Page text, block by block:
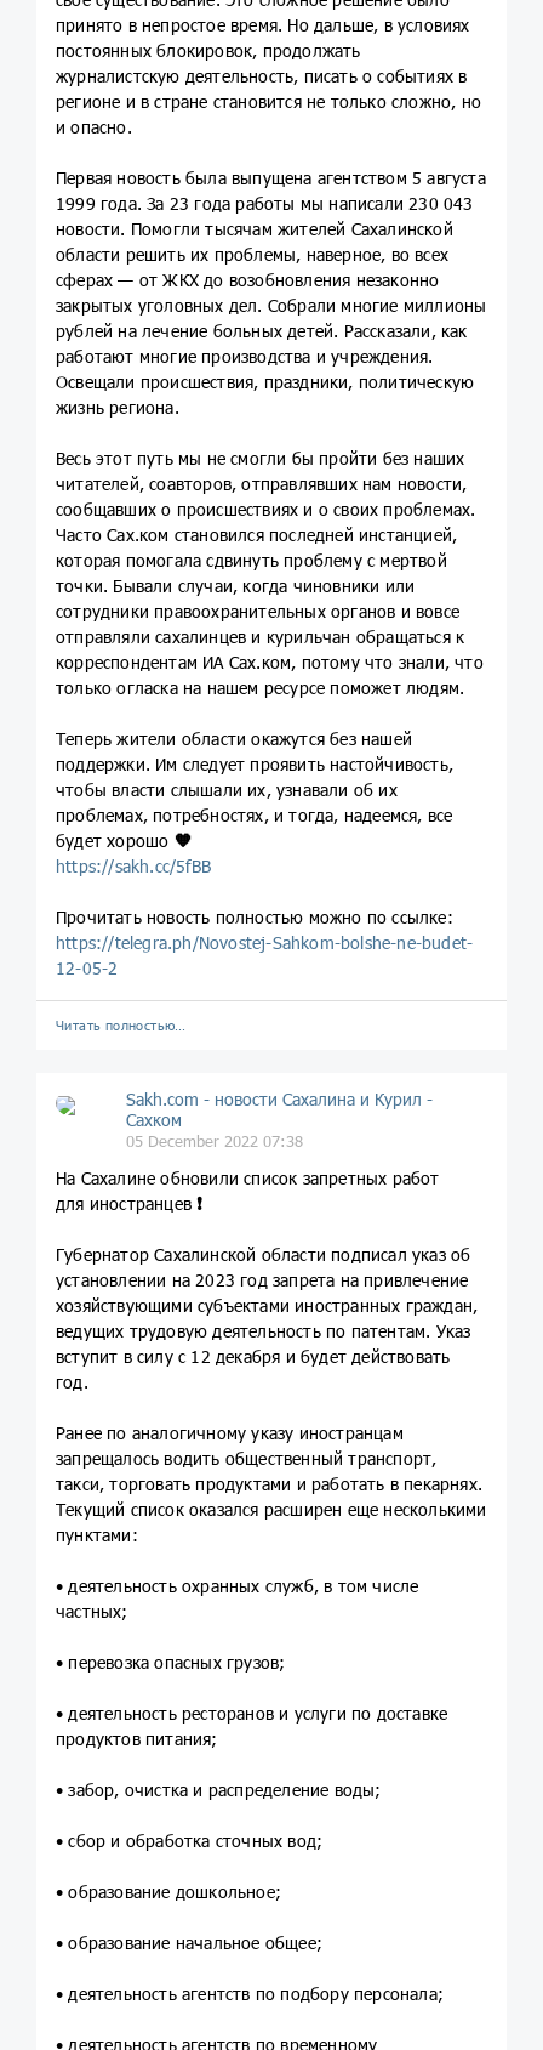
принято в непростое время. Но дальше, в условиях
постоянных блокировок, продолжать
журналистскую деятельность, писать о событиях в
регионе и в стране становится не только сложно, но
и опасно.
Первая новость была выпущена агентством 5 августа
1999 года. За 23 года работы мы написали 230 043
новости. Помогли тысячам жителей Сахалинской
области решить их проблемы, наверное, во всех
сферах — от ЖКХ до возобновления незаконно
закрытых уголовных дел. Собрали многие миллионы
рублей на лечение больных детей. Рассказали, как
работают многие производства и учреждения.
Освещали происшествия, праздники, политическую
жизнь региона.
Весь этот путь мы не смогли бы пройти без наших
читателей, соавторов, отправлявших нам новости,
сообщавших о происшествиях и о своих проблемах.
Часто Сах.ком становился последней инстанцией,
которая помогала сдвинуть проблему с мертвой
точки. Бывали случаи, когда чиновники или
сотрудники правоохранительных органов и вовсе
отправляли сахалинцев и курильчан обращаться к
корреспондентам ИА Сах.ком, потому что знали, что
только огласка на нашем ресурсе поможет людям.
Теперь жители области окажутся без нашей
поддержки. Им следует проявить настойчивость,
чтобы власти слышали их, узнавали об их
проблемах, потребностях, и тогда, надеемся, все
будет хорошо 🧡
https://sakh.cc/5fBB
Прочитать новость полностью можно по ссылке:
https://telegra.ph/Novostej-Sahkom-bolshe-ne-budet-
12-05-2
Читать полностью…
Sakh.com - новости Сахалина и Курил -
Сахком
05 December 2022 07:38
На Сахалине обновили список запретных работ
для иностранцев❗️
Губернатор Сахалинской области подписал указ об
установлении на 2023 год запрета на привлечение
хозяйствующими субъектами иностранных граждан,
ведущих трудовую деятельность по патентам. Указ
вступит в силу с 12 декабря и будет действовать
год.
Ранее по аналогичному указу иностранцам
запрещалось водить общественный транспорт,
такси, торговать продуктами и работать в пекарнях.
Текущий список оказался расширен еще несколькими
пунктами:
• деятельность охранных служб, в том числе
частных;
• перевозка опасных грузов;
• деятельность ресторанов и услуги по доставке
продуктов питания;
• забор, очистка и распределение воды;
• сбор и обработка сточных вод;
• образование дошкольное;
• образование начальное общее;
• деятельность агентств по подбору персонала;
• деятельность агентств по временному